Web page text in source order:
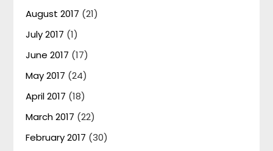
August 2017 (21)
July 2017 (1)
June 2017 (17)
May 2017 (24)
April 2017 (18)
March 2017 (22)
February 2017 (30)